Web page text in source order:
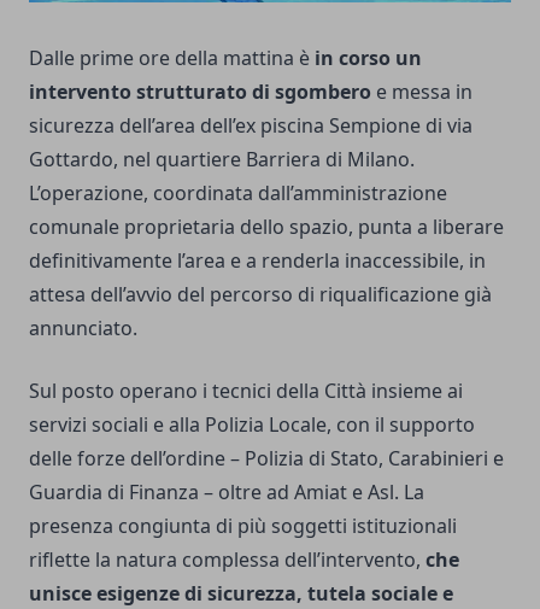
Dalle prime ore della mattina è in corso un
intervento strutturato di sgombero e messa in
sicurezza dell’area dell’ex piscina Sempione di via
Gottardo, nel quartiere Barriera di Milano.
L’operazione, coordinata dall’amministrazione
comunale proprietaria dello spazio, punta a liberare
definitivamente l’area e a renderla inaccessibile, in
attesa dell’avvio del percorso di riqualificazione già
annunciato.
Sul posto operano i tecnici della Città insieme ai
servizi sociali e alla Polizia Locale, con il supporto
delle forze dell’ordine – Polizia di Stato, Carabinieri e
Guardia di Finanza – oltre ad Amiat e Asl. La
presenza congiunta di più soggetti istituzionali
riflette la natura complessa dell’intervento, che
unisce esigenze di sicurezza, tutela sociale e